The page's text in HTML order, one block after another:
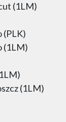
(1LM)
(PLK)
(1LM)
(1LM)